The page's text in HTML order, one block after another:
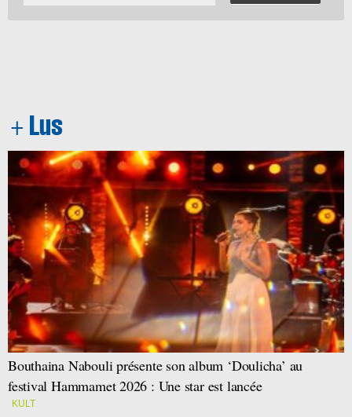
Bouthaina Nabouli présente son album ‘Doulicha’ au
festival Hammamet 2026 : Une star est lancée
KULT